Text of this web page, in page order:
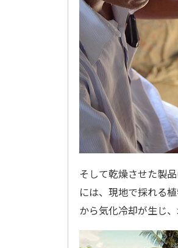
そして乾燥させた製
には、現地で採れる
から気化冷却が生じ